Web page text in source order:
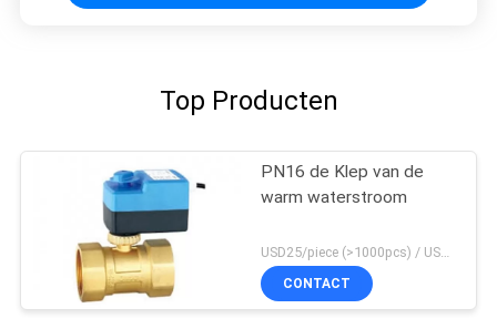
Top Producten
PN16 de Klep van de
warm waterstroom
USD25/piece (>1000pcs) / USD26.5 (50-1000 pcs) MOQ:50 stukken
CONTACT